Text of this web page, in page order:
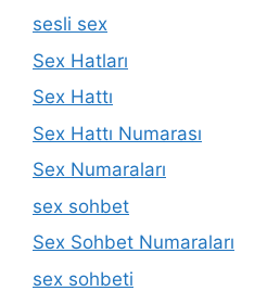
sesli sex
Sex Hatları
Sex Hattı
Sex Hattı Numarası
Sex Numaraları
sex sohbet
Sex Sohbet Numaraları
sex sohbeti